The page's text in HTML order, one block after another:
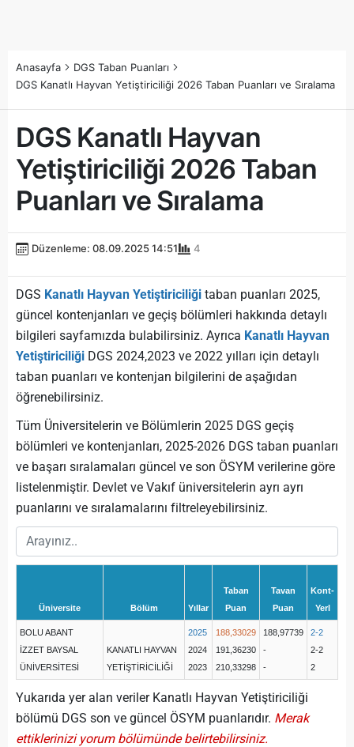
Anasayfa
DGS Taban Puanları
DGS Kanatlı Hayvan Yetiştiriciliği 2026 Taban Puanları ve Sıralama
DGS Kanatlı Hayvan
Yetiştiriciliği 2026 Taban
Puanları ve Sıralama
Düzenleme: 08.09.2025 14:51 4
DGS Kanatlı Hayvan Yetiştiriciliği taban puanları 2025,
güncel kontenjanları ve geçiş bölümleri hakkında detaylı
bilgileri sayfamızda bulabilirsiniz. Ayrıca Kanatlı Hayvan
Yetiştiriciliği DGS 2024,2023 ve 2022 yılları için detaylı
taban puanları ve kontenjan bilgilerini de aşağıdan
öğrenebilirsiniz.
Tüm Üniversitelerin ve Bölümlerin 2025 DGS geçiş
bölümleri ve kontenjanları, 2025-2026 DGS taban puanları
ve başarı sıralamaları güncel ve son ÖSYM verilerine göre
listelenmiştir. Devlet ve Vakıf üniversitelerin ayrı ayrı
puanlarını ve sıralamalarını filtreleyebilirsiniz.
Üniversite Bölüm Yıllar
Taban
Puan
Tavan
Puan
Kont-
Yerl
BOLU ABANT
İZZET BAYSAL
ÜNİVERSİTESİ
KANATLI HAYVAN
YETİŞTİRİCİLİĞİ
2025
2024
2023
188,33029
191,36230
210,33298
188,97739
-
-
2-2
2-2
2
Yukarıda yer alan veriler Kanatlı Hayvan Yetiştiriciliği
bölümü DGS son ve güncel ÖSYM puanlarıdır. Merak
ettiklerinizi yorum bölümünde belirtebilirsiniz.